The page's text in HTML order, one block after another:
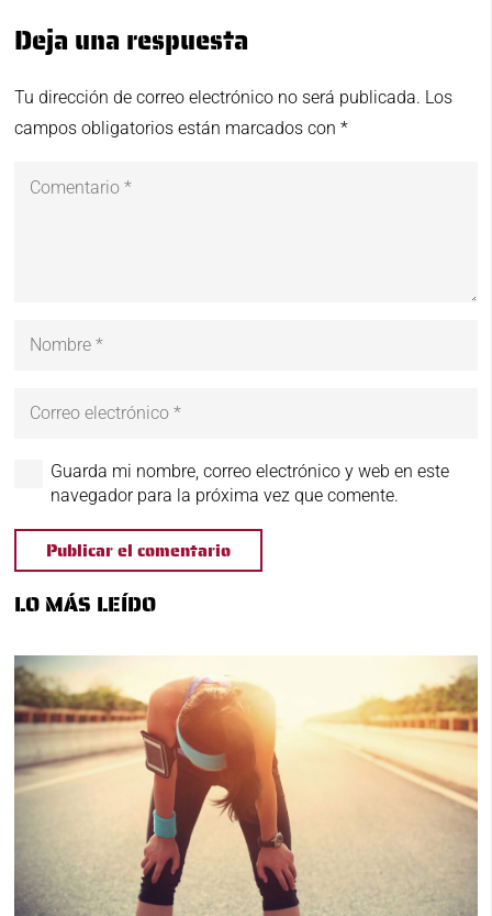
Deja una respuesta
Tu dirección de correo electrónico no será publicada. Los
campos obligatorios están marcados con*
Guarda mi nombre, correo electrónico y web en este
navegador para la próxima vez que comente.
Publicar el comentario
LO MÁS LEÍDO